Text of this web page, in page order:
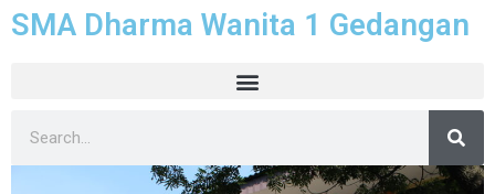
SMA Dharma Wanita 1 Gedangan